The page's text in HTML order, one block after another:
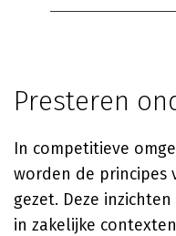
Presteren
In competitieve
worden de principes
gezet. Deze
in zakelijke